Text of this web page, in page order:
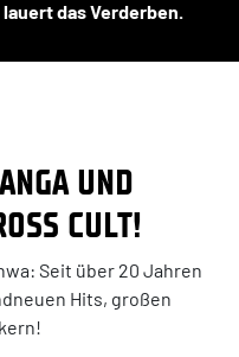
das Verderben.
UND
CULT!
Seit über 20 Jahren
Hits, großen